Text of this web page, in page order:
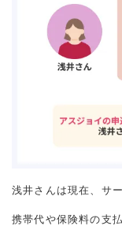
浅井さんは現在、サ
携帯代や保険料の支